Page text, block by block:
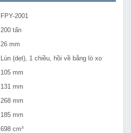
FPY-2001
200 tấn
26 mm
Lùn (dẹt), 1 chiều, hồi về bằng lò xo
105 mm
131 mm
268 mm
185 mm
698 cm³